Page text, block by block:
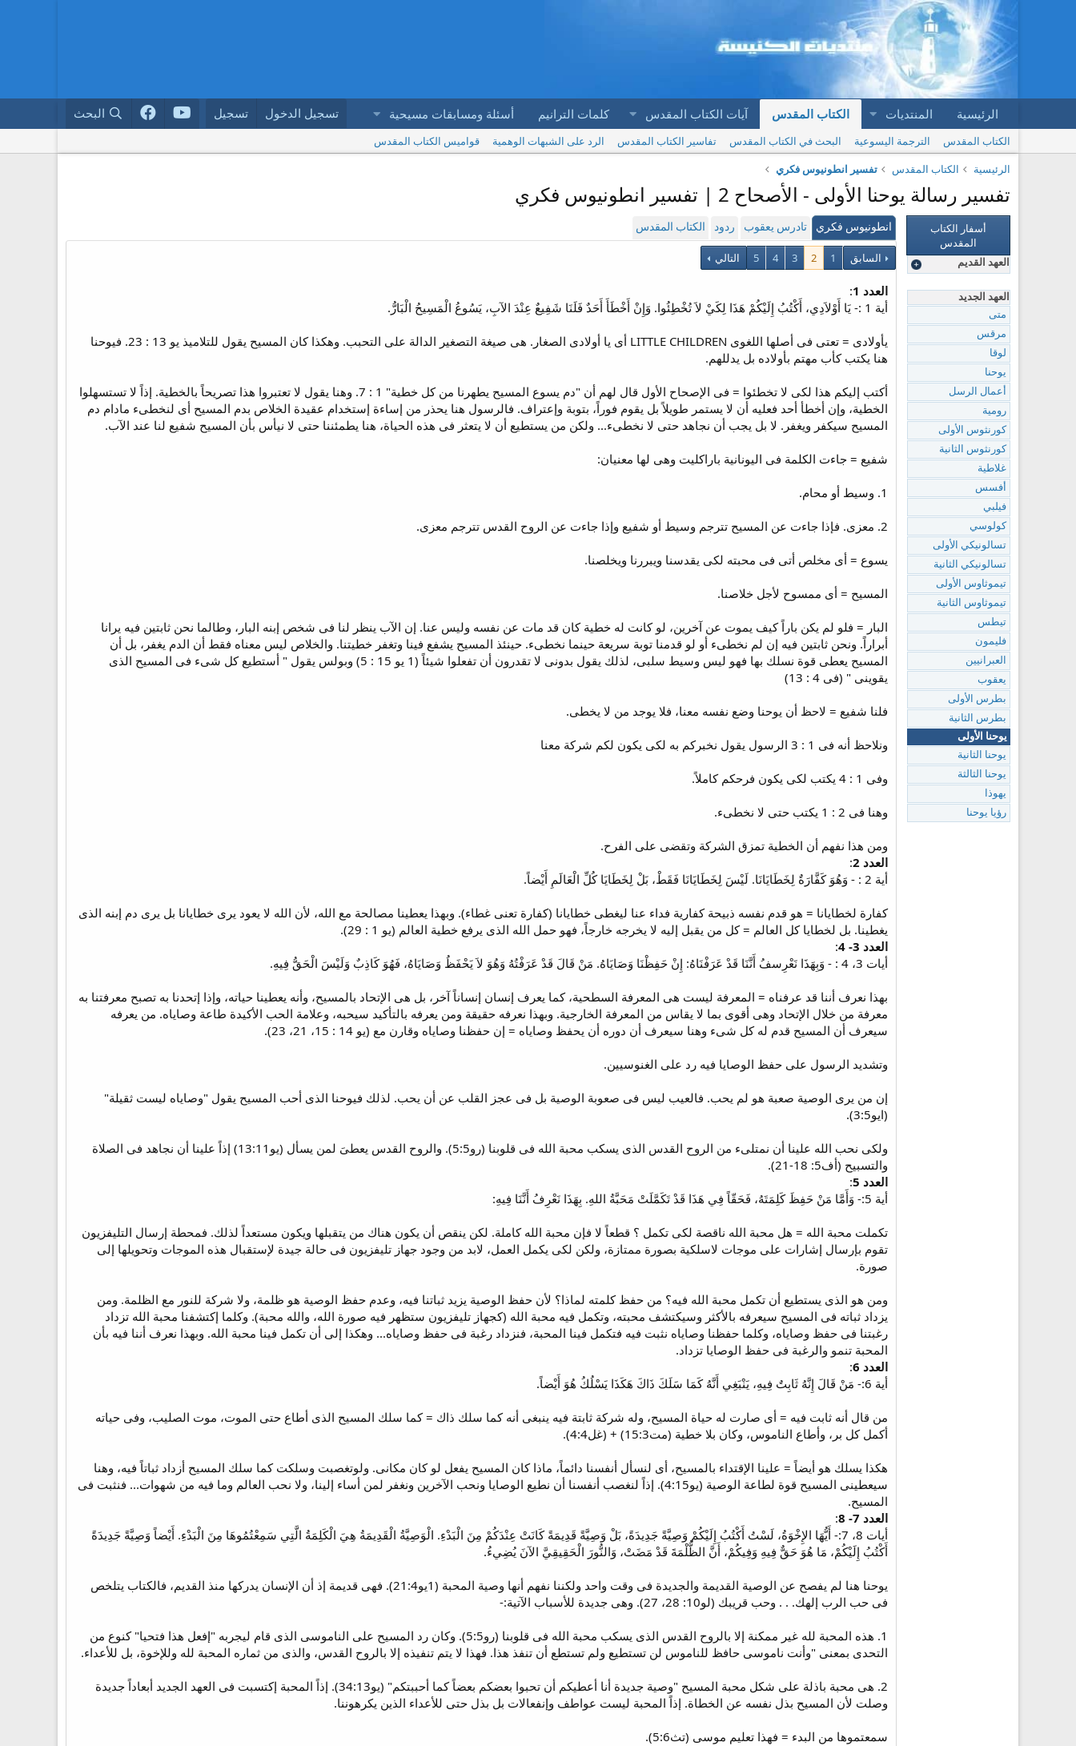
الرئيسية المنتديات الكتاب المقدس آيات الكتاب المقدس كلمات الترانيم أسئلة ومسابقات مسيحية تسجيل الدخول تسجيل البحث
الكتاب المقدس الترجمة اليسوعية البحث في الكتاب المقدس تفاسير الكتاب المقدس الرد على الشبهات الوهمية
قواميس الكتاب المقدس
الرئيسية
الكتاب المقدس تفسير انطونيوس فكري
تفسير رسالة يوحنا الأولى - الأصحاح 2 | تفسير انطونيوس فكري
انطونيوس فكري تادرس يعقوب ردود الكتاب المقدس
السابق 1
2
3
4
5 التالي
العدد 1
:
أية 1 :- يَا أَوْلاَدِي، أَكْتُبُ إِلَيْكُمْ هَذَا لِكَيْ لاَ تُخْطِئُوا. وَإِنْ أَخْطَأَ أَحَدٌ فَلَنَا شَفِيعٌ عِنْدَ الآبِ، يَسُوعُ الْمَسِيحُ الْبَارُّ.
يأولادى = تعتى فى أصلها اللغوى LITTLE CHILDREN أى يا أولادى الصغار. هى صيغة التصغير الدالة على التحبب. وهكذا كان المسيح يقول للتلاميذ يو 13 : 23. فيوحنا
هنا يكتب كأب مهتم بأولاده بل يدللهم.
أكتب إليكم هذا لكى لا تخطئوا = فى الإصحاح الأول قال لهم أن "دم يسوع المسيح يطهرنا من كل خطية" 1 : 7. وهنا يقول لا تعتبروا هذا تصريحاً بالخطية. إذاً لا تستسهلوا
الخطية، وإن أخطأ أحد فعليه أن لا يستمر طويلاً بل يقوم فوراً، بتوبة وإعتراف. فالرسول هنا يحذر من إساءة إستخدام عقيدة الخلاص بدم المسيح أى لنخطىء مادام دم
المسيح سيكفر ويغفر. لا بل يجب أن نجاهد حتى لا نخطىء... ولكن من يستطيع أن لا يتعثر فى هذه الحياة، هنا يطمئننا حتى لا نيأس بأن المسيح شفيع لنا عند الآب.
شفيع = جاءت الكلمة فى اليونانية باراكليت وهى لها معنيان:
1. وسيط أو محام.
2. معزى. فإذا جاءت عن المسيح تترجم وسيط أو شفيع وإذا جاءت عن الروح القدس تترجم معزى.
يسوع = أى مخلص أتى فى محبته لكى يقدسنا ويبررنا ويخلصنا.
المسيح = أى ممسوح لأجل خلاصنا.
البار = فلو لم يكن باراً كيف يموت عن آخرين، لو كانت له خطية كان قد مات عن نفسه وليس عنا. إن الآب ينظر لنا فى شخص إبنه البار، وطالما نحن ثابتين فيه يرانا
أبراراً. ونحن ثابتين فيه إن لم نخطىء أو لو قدمنا توبة سريعة حينما نخطىء. حينئذ المسيح يشفع فينا وتغفر خطيتنا. والخلاص ليس معناه فقط أن الدم يغفر، بل أن
المسيح يعطى قوة نسلك بها فهو ليس وسيط سلبى، لذلك يقول بدونى لا تقدرون أن تفعلوا شيئاً (1 يو 15 : 5) وبولس يقول " أستطيع كل شىء فى المسيح الذى
يقوينى " (فى 4 : 13)
فلنا شفيع = لاحظ أن يوحنا وضع نفسه معنا، فلا يوجد من لا يخطى.
ونلاحظ أنه فى 1 : 3 الرسول يقول نخبركم به لكى يكون لكم شركة معنا
وفى 1 : 4 يكتب لكى يكون فرحكم كاملاً.
وهنا فى 2 : 1 يكتب حتى لا نخطىء.
ومن هذا نفهم أن الخطية تمزق الشركة وتقضى على الفرح.
العدد 2
:
أية 2 : - وَهُوَ كَفَّارَةٌ لِخَطَايَانَا. لَيْسَ لِخَطَايَانَا فَقَطْ، بَلْ لِخَطَايَا كُلِّ الْعَالَمِ أَيْضاً.
كفارة لخطايانا = هو قدم نفسه ذبيحة كفارية فداء عنا ليغطى خطايانا (كفارة تعنى غطاء). وبهذا يعطينا مصالحة مع الله، لأن الله لا يعود يرى خطايانا بل يرى دم إبنه الذى
يغطينا. بل لخطايا كل العالم = كل من يقبل إليه لا يخرجه خارجاً، فهو حمل الله الذى يرفع خطية العالم (يو 1 : 29).
العدد 3- 4
:
أيات 3، 4 : - وَبِهَذَا نَعْرِسفُ أَنَّنَا قَدْ عَرَفْنَاهُ: إِنْ حَفِظْنَا وَصَايَاهُ. مَنْ قَالَ قَدْ عَرَفْتُهُ وَهُوَ لاَ يَحْفَظُ وَصَايَاهُ، فَهُوَ كَاذِبٌ وَلَيْسَ الْحَقُّ فِيهِ.
بهذا نعرف أننا قد عرفناه = المعرفة ليست هى المعرفة السطحية، كما يعرف إنسان إنساناً آخر، بل هى الإتحاد بالمسيح، وأنه يعطينا حياته، وإذا إتحدنا به تصبح معرفتنا به
معرفة من خلال الإتحاد وهى أقوى بما لا يقاس من المعرفة الخارجية. وبهذا نعرفه حقيقة ومن يعرفه بالتأكيد سيحبه، وعلامة الحب الأكيدة طاعة وصاياه. من يعرفه
سيعرف أن المسيح قدم له كل شىء وهنا سيعرف أن دوره أن يحفظ وصاياه = إن حفظنا وصاياه وقارن مع (يو 14 : 15، 21، 23).
وتشديد الرسول على حفظ الوصايا فيه رد على الغنوسيين.
إن من يرى الوصية صعبة هو لم يحب. فالعيب ليس فى صعوبة الوصية بل فى عجز القلب عن أن يحب. لذلك فيوحنا الذى أحب المسيح يقول "وصاياه ليست ثقيلة"
(ايو3:5).
ولكى نحب الله علينا أن نمتلىء من الروح القدس الذى يسكب محبة الله فى قلوبنا (رو5:5). والروح القدس يعطىَ لمن يسأل (يو13:11) إذاً علينا أن نجاهد فى الصلاة
والتسبيح (أف5: 18-21).
العدد 5
:
أية 5:- وَأَمَّا مَنْ حَفِظَ كَلِمَتَهُ، فَحَقّاً فِي هَذَا قَدْ تَكَمَّلَتْ مَحَبَّةُ اللهِ. بِهَذَا نَعْرِفُ أَنَّنَا فِيهِ:
تكملت محبة الله = هل محبة الله ناقصة لكى تكمل ؟ قطعاً لا فإن محبة الله كاملة. لكن ينقص أن يكون هناك من يتقبلها ويكون مستعداً لذلك. فمحطة إرسال التليفزيون
تقوم بإرسال إشارات على موجات لاسلكية بصورة ممتازة، ولكن لكى يكمل العمل، لابد من وجود جهاز تليفزيون فى حالة جيدة لإستقبال هذه الموجات وتحويلها إلى
صورة.
ومن هو الذى يستطيع أن تكمل محبة الله فيه؟ من حفظ كلمته لماذا؟ لأن حفظ الوصية يزيد ثباتنا فيه، وعدم حفظ الوصية هو ظلمة، ولا شركة للنور مع الظلمة. ومن
يزداد ثباته فى المسيح سيعرفه بالأكثر وسيكتشف محبته، وتكمل فيه محبة الله (كجهاز تليفزيون ستظهر فيه صورة الله، والله محبة). وكلما إكتشفنا محبة الله تزداد
رغبتنا فى حفظ وصاياه، وكلما حفظنا وصاياه نثبت فيه فتكمل فينا المحبة، فنزداد رغبة فى حفظ وصاياه... وهكذا إلى أن تكمل فينا محبة الله. وبهذا نعرف أننا فيه بأن
المحبة تنمو والرغبة فى حفظ الوصايا تزداد.
العدد 6
:
أية 6:- مَنْ قَالَ إِنَّهُ ثَابِتٌ فِيهِ، يَنْبَغِي أَنَّهُ كَمَا سَلَكَ ذَاكَ هَكَذَا يَسْلُكُ هُوَ أَيْضاً.
من قال أنه ثابت فيه = أى صارت له حياة المسيح، وله شركة ثابتة فيه ينبغى أنه كما سلك ذاك = كما سلك المسيح الذى أطاع حتى الموت، موت الصليب، وفى حياته
أكمل كل بر، وأطاع الناموس، وكان بلا خطية (مت15:3) + (غل4:4).
هكذا يسلك هو أيضاً = علينا الإقتداء بالمسيح، أى لنسأل أنفسنا دائماً، ماذا كان المسيح يفعل لو كان مكانى. ولوتغصبت وسلكت كما سلك المسيح أزداد ثباتاً فيه، وهنا
سيعطينى المسيح قوة لطاعة الوصية (يو4:15). إذاً لنغصب أنفسنا أن نطيع الوصايا ونحب الآخرين ونغفر لمن أساء إلينا، ولا نحب العالم وما فيه من شهوات... فنثبت فى
المسيح.
العدد 7- 8
:
أيات 8، 7:- أَيُّهَا الإِخْوَةُ، لَسْتُ أَكْتُبُ إِلَيْكُمْ وَصِيَّةً جَدِيدَةً، بَلْ وَصِيَّةً قَدِيمَةً كَانَتْ عِنْدَكُمْ مِنَ الْبَدْءِ. الْوَصِيَّةُ الْقَدِيمَةُ هِيَ الْكَلِمَةُ الَّتِي سَمِعْتُمُوهَا مِنَ الْبَدْءِ. أَيْضاً وَصِيَّةً جَدِيدَةً
أَكْتُبُ إِلَيْكُمْ، مَا هُوَ حَقٌّ فِيهِ وَفِيكُمْ، أَنَّ الظُّلْمَةَ قَدْ مَضَتْ، وَالنُّورَ الْحَقِيقِيَّ الآنَ يُضِيءُ.
يوحنا هنا لم يفصح عن الوصية القديمة والجديدة فى وقت واحد ولكننا نفهم أنها وصية المحبة (1يو21:4). فهى قديمة إذ أن الإنسان يدركها منذ القديم، فالكتاب يتلخص
فى حب الرب إلهك. . . وحب قريبك (لو10: 28، 27). وهى جديدة للأسباب الآتية:-
1. هذه المحبة لله غير ممكنة إلا بالروح القدس الذى يسكب محبة الله فى قلوبنا (رو5:5). وكان رد المسيح على الناموسى الذى قام ليجربه "إفعل هذا فتحيا" كنوع من
التحدى بمعنى "وأنت ناموسى حافظ للناموس لن تستطيع ولم تستطع أن تنفذ هذا. فهذا لا يتم تنفيذه إلا بالروح القدس، والذى من ثماره المحبة لله وللإخوة، بل للأعداء.
2. هى محبة باذلة على شكل محبة المسيح "وصية جديدة أنا أعطيكم أن تحبوا بعضكم بعضاً كما أحببتكم" (يو34:13). إذاً المحبة إكتسبت فى العهد الجديد أبعاداً جديدة
وصلت لأن المسيح بذل نفسه عن الخطاة. إذاً المحبة ليست عواطف وإنفعالات بل بذل حتى للأعداء الذين يكرهوننا.
سمعتموها من البدء = فهذا تعليم موسى (تث5:6).
أسفار الكتاب
المقدس
العهد القديم
العهد الجديد
متى
مرقس
لوقا
يوحنا
أعمال الرسل
رومية
كورنثوس الأولى
كورنثوس الثانية
غلاطية
أفسس
فيلبي
كولوسي
تسالونيكي الأولى
تسالونيكي الثانية
تيموثاوس الأولى
تيموثاوس الثانية
تيطس
فليمون
العبرانيين
يعقوب
بطرس الأولى
بطرس الثانية
يوحنا الأولى
يوحنا الثانية
يوحنا الثالثة
يهوذا
رؤيا يوحنا